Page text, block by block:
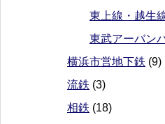
東上線・越生
東武アーバン
横浜市営地下鉄 (9)
流鉄 (3)
相鉄 (18)